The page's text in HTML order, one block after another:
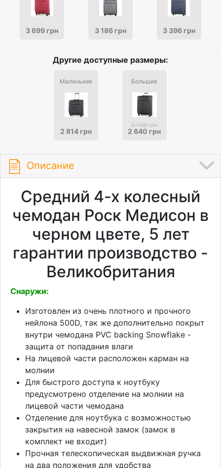
3 699 грн 3 186 грн 3 396 грн
Другие доступные размеры:
Маленькие
2 814 грн
Большие
3 768 грн
2 640 грн
Описание
Средний 4-х колесный
чемодан Роск Медисон в
черном цвете, 5 лет
гарантии производство -
Великобритания
Снаружи:
Изготовлен из очень плотного и прочного
нейлона 500D, так же дополнительно покрыт
внутри чемодана PVC backing Snowflake -
защита от попадания влаги
На лицевой части расположен карман на
молнии
Для быстрого доступа к ноутбуку
предусмотрено отделение на молнии на
лицевой части чемодана
Отделение для ноутбука с возможностью
закрытия на навесной замок (замок в
комплект не входит)
Прочная телескопическая выдвижная ручка
на два положения для удобства